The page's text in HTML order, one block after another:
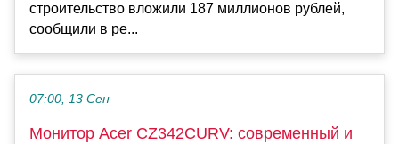
строительство вложили 187 миллионов рублей,
сообщили в ре...
07:00, 13 Сен
Монитор Acer CZ342CURV: современный и